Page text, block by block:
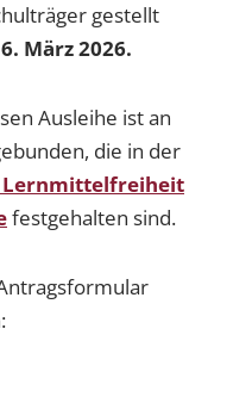
gestellt
März 2026.
Ausleihe ist an
die in der
Lernmittelfreiheit
festgehalten sind.